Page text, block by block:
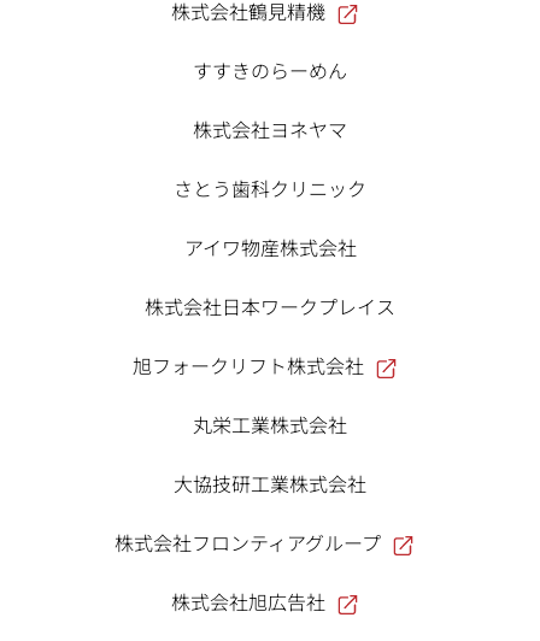
株式会社鶴見精機
すすきのらーめん
株式会社ヨネヤマ
さとう歯科クリニック
アイワ物産株式会社
株式会社日本ワークプレイス
旭フォークリフト株式会社
丸栄工業株式会社
大協技研工業株式会社
株式会社フロンティアグループ
株式会社旭広告社